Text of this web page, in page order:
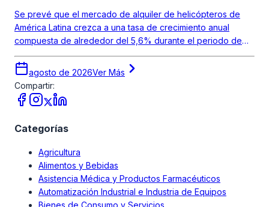
Se prevé que el mercado de alquiler de helicópteros de
América Latina crezca a una tasa de crecimiento anual
compuesta de alrededor del 5,6% durante el periodo de
pronóstico 2026-2035.
agosto de 2026Ver Más
Compartir:
Categorías
Agricultura
Alimentos y Bebidas
Asistencia Médica y Productos Farmacéuticos
Automatización Industrial e Industria de Equipos
Bienes de Consumo y Servicios